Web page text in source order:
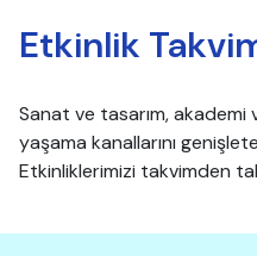
Etkinlik
Sanat ve tasarım, akademi
yaşama kanallarını
Etkinliklerimizi takvimden